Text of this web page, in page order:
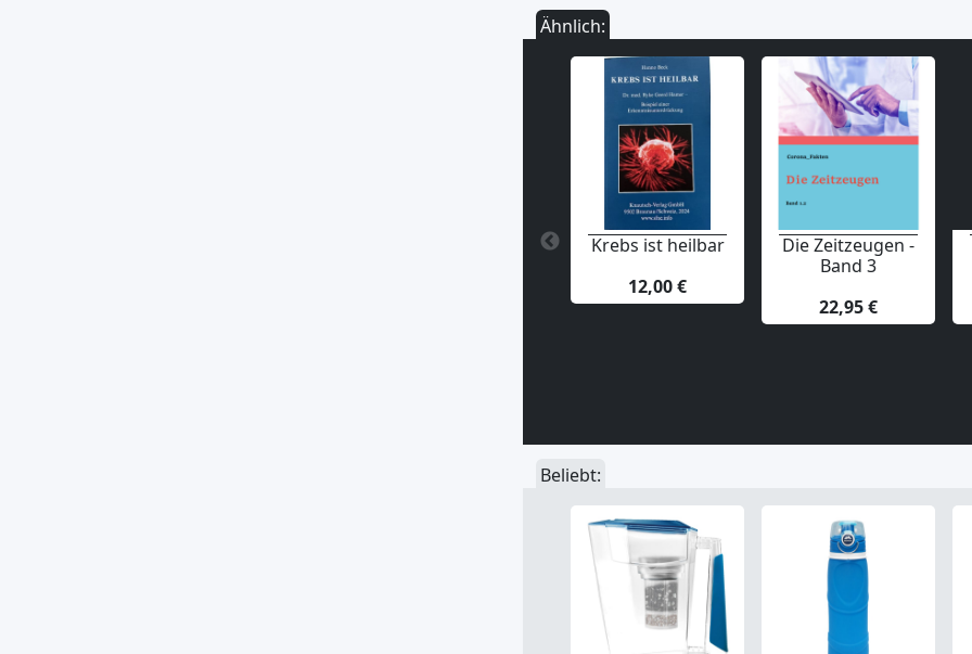
Ähnlich:
Krebs ist heilbar
12,00 €
Die Zeitzeugen -
Band 3
22,95 €
Beliebt: